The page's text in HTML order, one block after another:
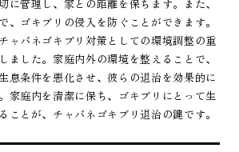
に管理し、家との距離を保ちます。また、
、ゴキブリの侵入を防ぐことができます。
ャバネゴキブリ対策としての環境調整の重
ました。家庭内外の環境を整えることで、
息条件を悪化させ、彼らの退治を効果的に
家庭内を清潔に保ち、ゴキブリにとって生
ことが、チャバネゴキブリ退治の鍵です。